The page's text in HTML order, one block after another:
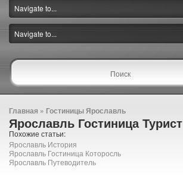
Главная » Гостиницы Ярославль
Ярославль Гостиница Турист
Похожие статьи:
Ярославль История
Ярославль Гостиница Которосль
Ярославль Путеводитель